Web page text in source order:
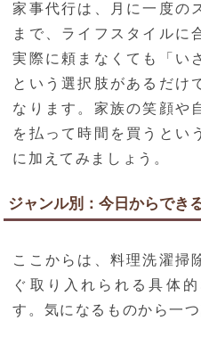
家事代行は、月に一度の
まで、ライフスタイルに
実際に頼まなくても「い
という選択肢があるだけ
なります。家族の笑顔や
を払って時間を買うとい
に加えてみましょう。
ジャンル別：今日からでき
ここからは、料理洗濯掃
ぐ取り入れられる具体
す。気になるものから一